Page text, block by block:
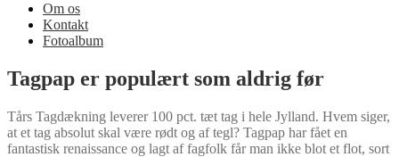
Om os
Kontakt
Fotoalbum
Tagpap er populært som aldrig før
Tårs Tagdækning leverer 100 pct. tæt tag i hele Jylland. Hvem siger,
at et tag absolut skal være rødt og af tegl? Tagpap har fået en
fantastisk renaissance og lagt af fagfolk får man ikke blot et flot, sort